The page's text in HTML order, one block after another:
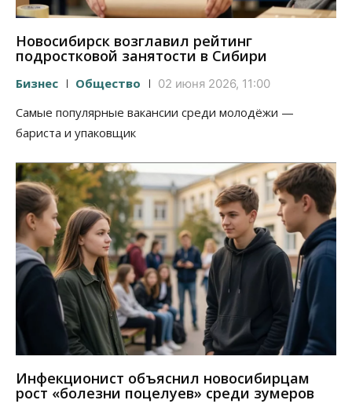
Новосибирск возглавил рейтинг
подростковой занятости в Сибири
Бизнес Общество 02 июня 2026, 11:00
Самые популярные вакансии среди молодёжи —
бариста и упаковщик
Инфекционист объяснил новосибирцам
рост «болезни поцелуев» среди зумеров